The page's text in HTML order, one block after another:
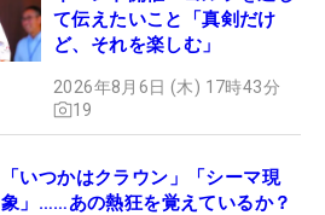
て伝えたいこと「真剣だけ
ど、それを楽しむ」
2026年8月6日 (木) 17時43分
19
「いつかはクラウン」「シーマ現
象」……あの熱狂を覚えているか？